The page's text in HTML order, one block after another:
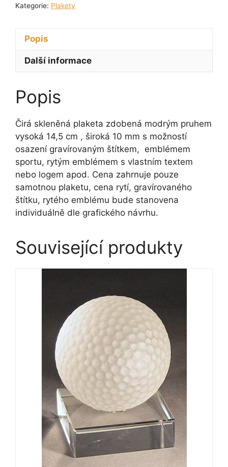
Kategorie: Plakety
Popis
Další informace
Popis
Čirá skleněná plaketa zdobená modrým pruhem
vysoká 14,5 cm , široká 10 mm s možností
osazení gravírovaným štítkem, emblémem
sportu, rytým emblémem s vlastním textem
nebo logem apod. Cena zahrnuje pouze
samotnou plaketu, cena rytí, gravírovaného
štítku, rytého emblému bude stanovena
individuálně dle grafického návrhu.
Související produkty